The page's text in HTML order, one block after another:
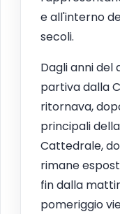
e all'interno
secoli.
Dagli anni del
partiva dalla
ritornava,
principali
Cattedrale,
rimane
fin dalla
pomeriggio